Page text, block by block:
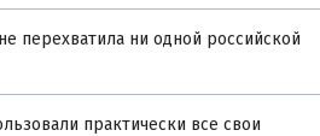
перехватила ни одной российской
практически все свои